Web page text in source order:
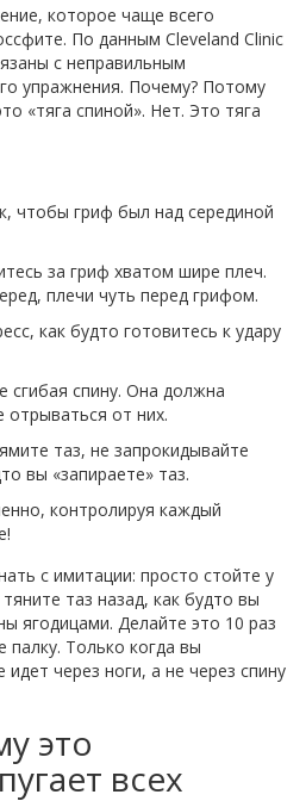
которое чаще всего
По данным Cleveland Clinic
с неправильным
упражнения. Почему? Потому
«тяга спиной». Нет. Это тяга
чтобы гриф был над серединой
за гриф хватом шире плеч.
плечи чуть перед грифом.
как будто готовитесь к удару
сгибая спину. Она должна
отрываться от них.
таз, не запрокидывайте
вы «запираете» таз.
контролируя каждый
с имитации: просто стойте у
таз назад, как будто вы
ягодицами. Делайте это 10 раз
Только когда вы
через ноги, а не через спину
это
всех